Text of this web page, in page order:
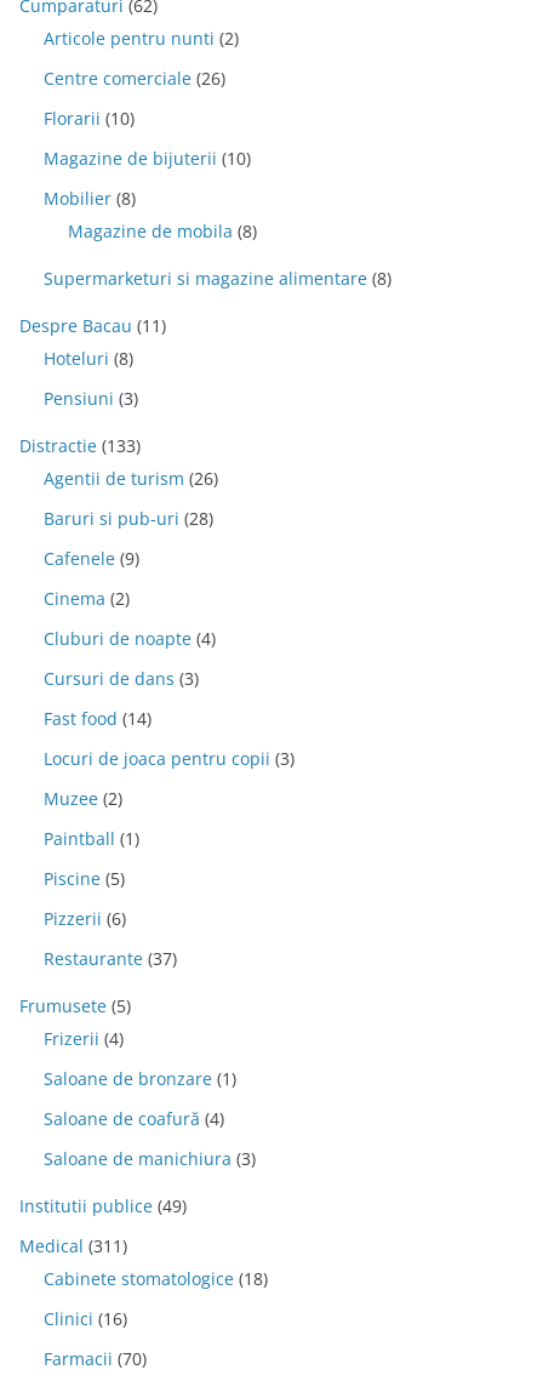
Cumparaturi (62)
Articole pentru nunti (2)
Centre comerciale (26)
Florarii (10)
Magazine de bijuterii (10)
Mobilier (8)
Magazine de mobila (8)
Supermarketuri si magazine alimentare (8)
Despre Bacau (11)
Hoteluri (8)
Pensiuni (3)
Distractie (133)
Agentii de turism (26)
Baruri si pub-uri (28)
Cafenele (9)
Cinema (2)
Cluburi de noapte (4)
Cursuri de dans (3)
Fast food (14)
Locuri de joaca pentru copii (3)
Muzee (2)
Paintball (1)
Piscine (5)
Pizzerii (6)
Restaurante (37)
Frumusete (5)
Frizerii (4)
Saloane de bronzare (1)
Saloane de coafură (4)
Saloane de manichiura (3)
Institutii publice (49)
Medical (311)
Cabinete stomatologice (18)
Clinici (16)
Farmacii (70)